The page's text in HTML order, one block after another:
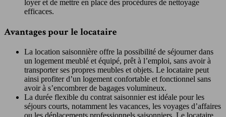
loyer et de mettre en place des procédures de nettoyage
efficaces.
Avantages pour le locataire
La location saisonnière offre la possibilité de séjourner dans
un logement meublé et équipé, prêt à l’emploi, sans avoir à
transporter ses propres meubles et objets. Le locataire peut
ainsi profiter d’un logement confortable et fonctionnel sans
avoir à s’encombrer de bagages volumineux.
La durée flexible du contrat saisonnier est idéale pour les
séjours courts, notamment les vacances, les voyages d’affaires